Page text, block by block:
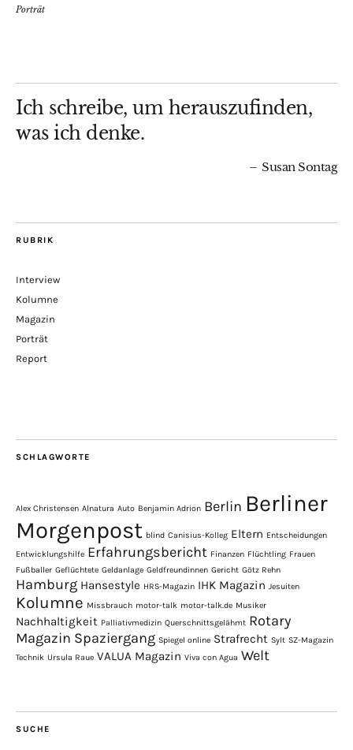
Porträt
Ich schreibe, um herauszufinden,
was ich denke.
Susan Sontag
RUBRIK
Interview
Kolumne
Magazin
Porträt
Report
SCHLAGWORTE
Alex Christensen Alnatura Auto Benjamin Adrion Berlin Berliner
Morgenpost blind Canisius-Kolleg Eltern Entscheidungen
Entwicklungshilfe Erfahrungsbericht Finanzen Flüchtling Frauen
Fußballer Geflüchtete Geldanlage Geldfreundinnen Gericht Götz Rehn
Hamburg Hansestyle HRS-Magazin IHK Magazin Jesuiten
Kolumne Missbrauch motor-talk motor-talk.de Musiker
Nachhaltigkeit Palliativmedizin Querschnittsgelähmt Rotary
Magazin Spaziergang Spiegel online Strafrecht Sylt SZ-Magazin
Technik Ursula Raue VALUA Magazin Viva con Agua Welt
SUCHE